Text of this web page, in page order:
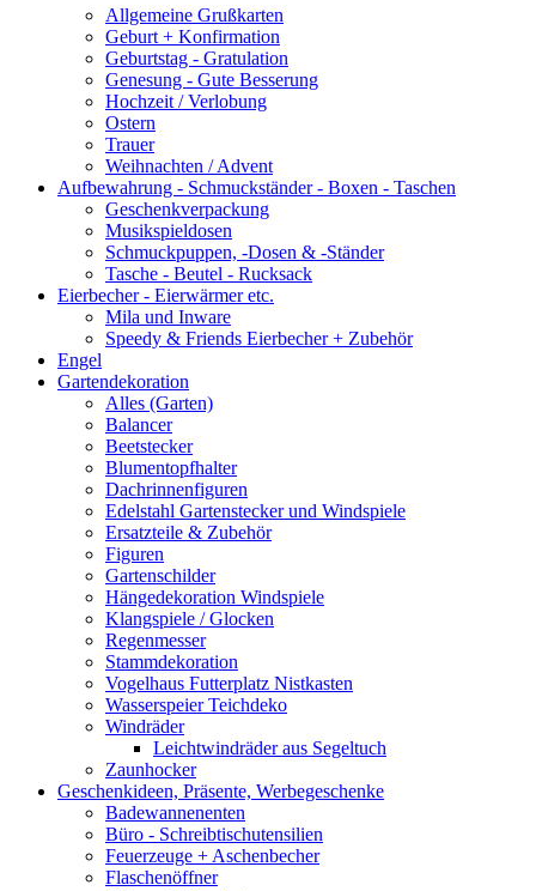
Allgemeine Grußkarten
Geburt + Konfirmation
Geburtstag - Gratulation
Genesung - Gute Besserung
Hochzeit / Verlobung
Ostern
Trauer
Weihnachten / Advent
Aufbewahrung - Schmuckständer - Boxen - Taschen
Geschenkverpackung
Musikspieldosen
Schmuckpuppen, -Dosen & -Ständer
Tasche - Beutel - Rucksack
Eierbecher - Eierwärmer etc.
Mila und Inware
Speedy & Friends Eierbecher + Zubehör
Engel
Gartendekoration
Alles (Garten)
Balancer
Beetstecker
Blumentopfhalter
Dachrinnenfiguren
Edelstahl Gartenstecker und Windspiele
Ersatzteile & Zubehör
Figuren
Gartenschilder
Hängedekoration Windspiele
Klangspiele / Glocken
Regenmesser
Stammdekoration
Vogelhaus Futterplatz Nistkasten
Wasserspeier Teichdeko
Windräder
Leichtwindräder aus Segeltuch
Zaunhocker
Geschenkideen, Präsente, Werbegeschenke
Badewannenenten
Büro - Schreibtischutensilien
Feuerzeuge + Aschenbecher
Flaschenöffner